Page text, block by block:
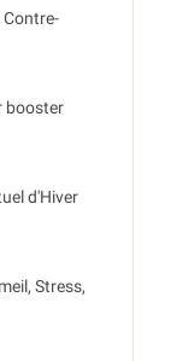
Contre-
booster
d'Hiver
Stress,